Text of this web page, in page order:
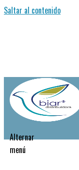
Saltar al contenido
Alternar
menú